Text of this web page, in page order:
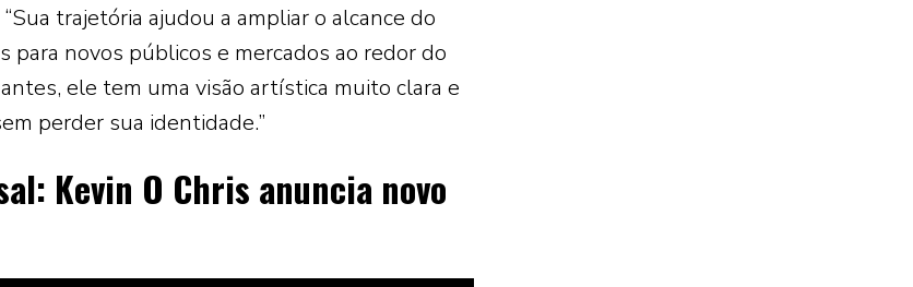
trajetória ajudou a ampliar o alcance do
para novos públicos e mercados ao redor do
ele tem uma visão artística muito clara e
perder sua identidade.”
Kevin O Chris anuncia novo